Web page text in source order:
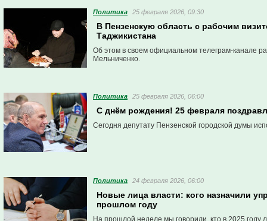
Политика 25 февраля 2026, 09:30
В Пензенскую область с рабочим
Таджикистана
Об этом в своем официальном телеграм-канале
Мельниченко.
Политика 25 февраля 2026, 06:00
С днём рождения! 25 февраля
Сегодня депутату Пензенской городской думы
Политика 24 февраля 2026, 06:00
Новые лица власти: кого назначили
прошлом году
На прошлой неделе мы говорили, кто в 2025